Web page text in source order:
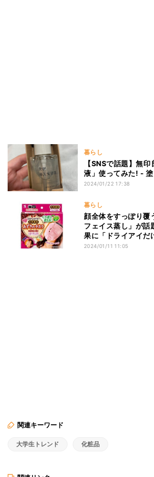
暮らし
【SNSで話題】無
液」使ってみた! -
2024/01/22 17:38
暮らし
顔全体をすっぽり覆
フェイス蒸し」が話
果に「ドライアイだ
疲れが取れそう」「
2024/01/11 11:05
関連キーワード
大学生トレンド 化粧品